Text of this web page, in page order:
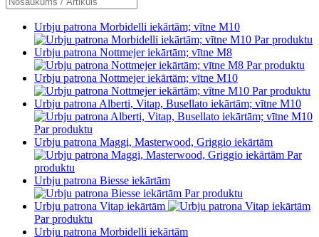
Urbju patrona Morbidelli iekārtām; vītne M10
Par produktu
Urbju patrona Nottmejer iekārtām; vītne M8
Par produktu
Urbju patrona Nottmejer iekārtām; vītne M10
Par produktu
Urbju patrona Alberti, Vitap, Busellato iekārtām; vītne M10
Par produktu
Urbju patrona Maggi, Masterwood, Griggio iekārtām
Par
produktu
Urbju patrona Biesse iekārtām
Par produktu
Urbju patrona Vitap iekārtām
Par produktu
Urbju patrona Morbidelli iekārtām